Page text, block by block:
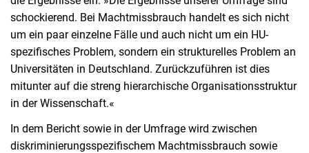
schockierend. Bei Machtmissbrauch handelt es sich nicht
um ein paar einzelne Fälle und auch nicht um ein HU-
spezifisches Problem, sondern ein strukturelles Problem an
Universitäten in Deutschland. Zurückzuführen ist dies
mitunter auf die streng hierarchische Organisationsstruktur
in der Wissenschaft.«
In dem Bericht sowie in der Umfrage wird zwischen
diskriminierungsspezifischem Machtmissbrauch sowie